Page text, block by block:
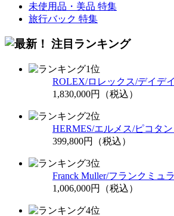
未使用品・美品 特集
旅行バック 特集
ROLEX/ロレックス/デイデ
1,830,000円（税込）
HERMES/エルメス/ピコタ
399,800円（税込）
Franck Muller/フランクミ
1,006,000円（税込）